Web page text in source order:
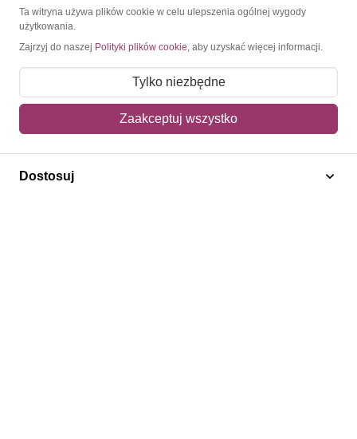
Konto
Moje konto
Mój koszyk
Adres dostawy
Polecamy
Ta witryna używa plików cookie w celu ulepszenia ogólnej wygody
użytkowania.
Zajrzyj do naszej Polityki plików cookie, aby uzyskać więcej informacji.
Tylko niezbędne
Zaakceptuj wszystko
Dostosuj